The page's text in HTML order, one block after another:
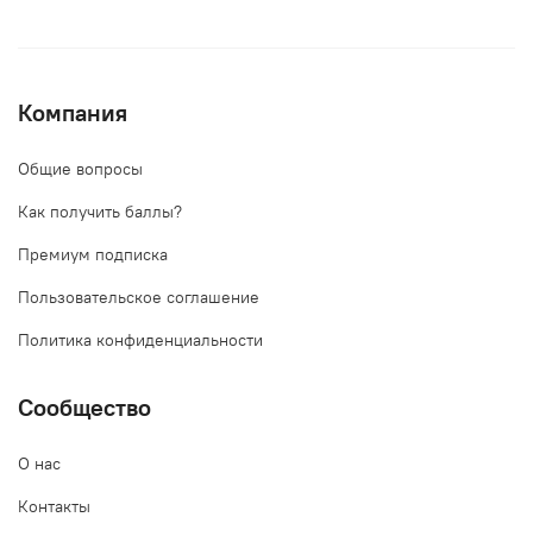
Компания
Общие вопросы
Как получить баллы?
Премиум подписка
Пользовательское соглашение
Политика конфиденциальности
Сообщество
О нас
Контакты